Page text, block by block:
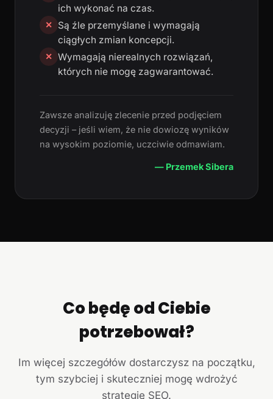
ich wykonać na czas.
✕
Są źle przemyślane i wymagają
ciągłych zmian koncepcji.
✕ Wymagają nierealnych rozwiązań,
których nie mogę zagwarantować.
Zawsze analizuję zlecenie przed podjęciem
decyzji – jeśli wiem, że nie dowiozę wyników
na wysokim poziomie, uczciwie odmawiam.
— Przemek Sibera
Co będę od Ciebie
potrzebował?
Im więcej szczegółów dostarczysz na początku,
tym szybciej i skuteczniej mogę wdrożyć
strategię SEO.